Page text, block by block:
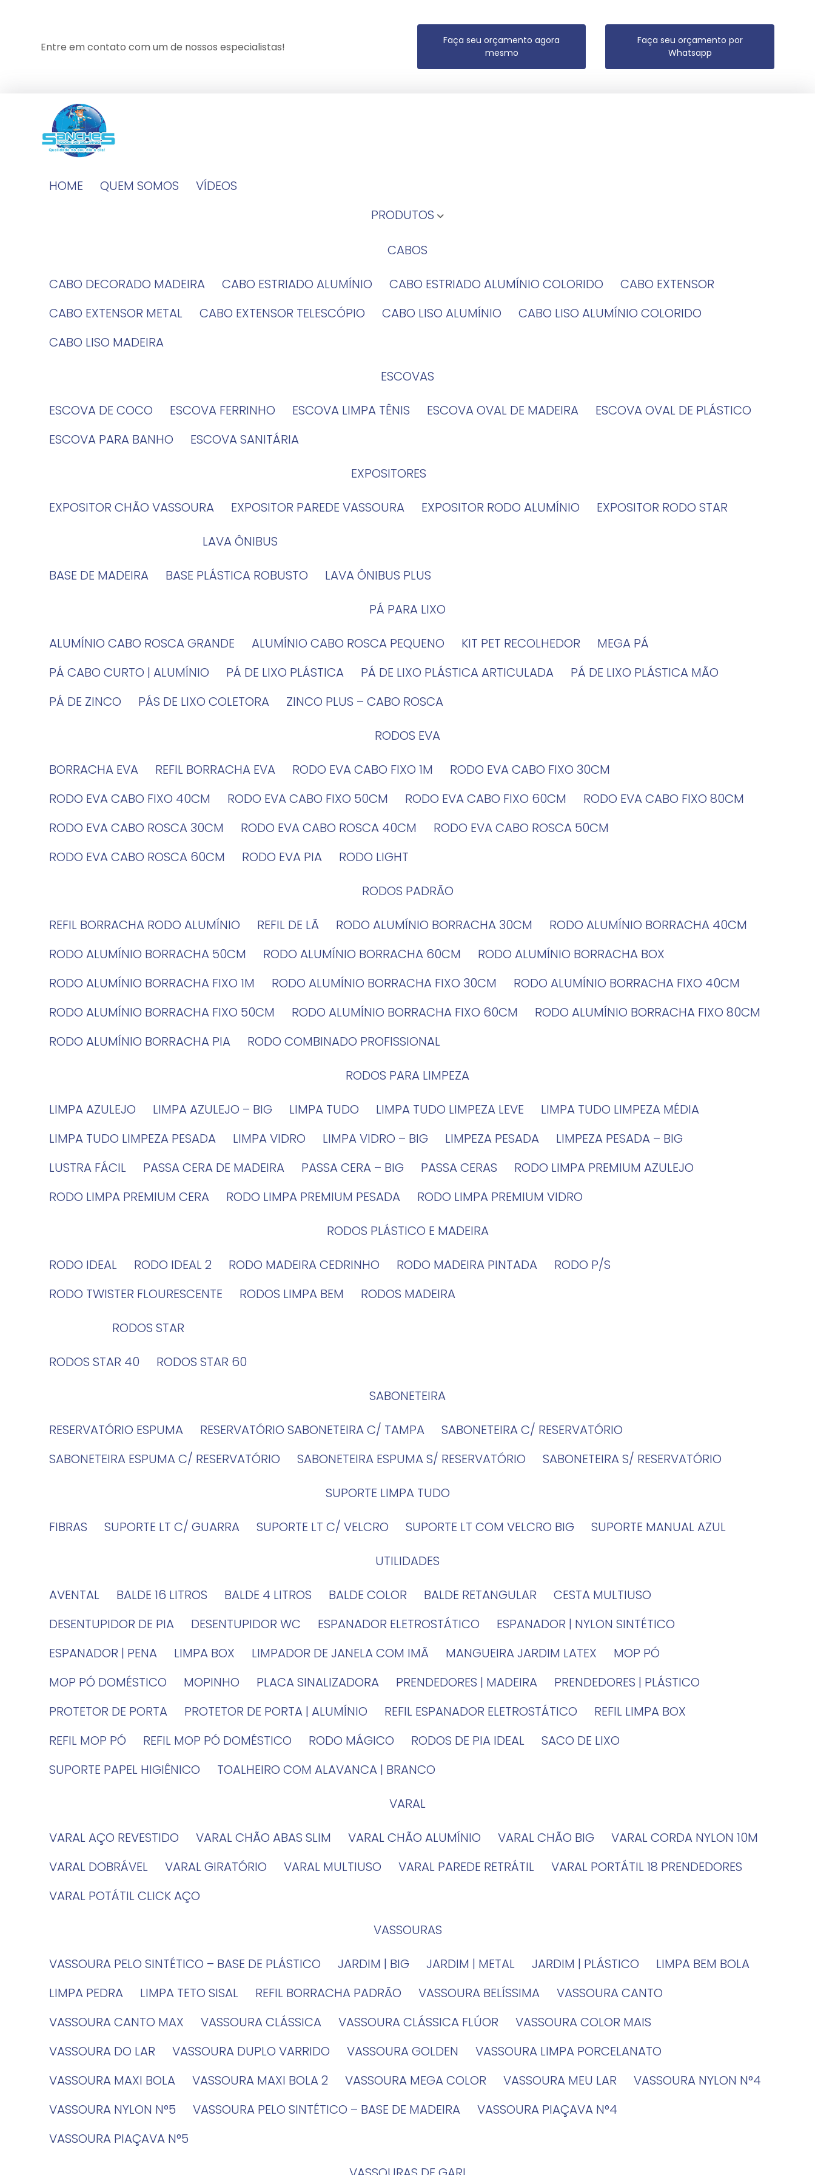
Entre em contato com um de nossos especialistas!
Faça seu orçamento agora
mesmo
Faça seu orçamento por
Whatsapp
HOME QUEM SOMOS
VÍDEOS
PRODUTOS
CABOS
CABO DECORADO MADEIRA
CABO ESTRIADO ALUMÍNIO CABO ESTRIADO ALUMÍNIO COLORIDO
CABO EXTENSOR
CABO EXTENSOR METAL
CABO EXTENSOR TELESCÓPIO CABO LISO ALUMÍNIO
CABO LISO ALUMÍNIO COLORIDO
CABO LISO MADEIRA
ESCOVAS
ESCOVA DE COCO
ESCOVA FERRINHO ESCOVA LIMPA TÊNIS ESCOVA OVAL DE MADEIRA
ESCOVA OVAL DE PLÁSTICO
ESCOVA PARA BANHO
ESCOVA SANITÁRIA
EXPOSITORES
EXPOSITOR CHÃO VASSOURA
EXPOSITOR PAREDE VASSOURA EXPOSITOR RODO ALUMÍNIO
EXPOSITOR RODO STAR
LAVA ÔNIBUS
BASE DE MADEIRA
BASE PLÁSTICA ROBUSTO
LAVA ÔNIBUS PLUS
PÁ PARA LIXO
ALUMÍNIO CABO ROSCA GRANDE
ALUMÍNIO CABO ROSCA PEQUENO KIT PET RECOLHEDOR
MEGA PÁ
PÁ CABO CURTO | ALUMÍNIO
PÁ DE LIXO PLÁSTICA PÁ DE LIXO PLÁSTICA ARTICULADA
PÁ DE LIXO PLÁSTICA MÃO
PÁ DE ZINCO
PÁS DE LIXO COLETORA
ZINCO PLUS – CABO ROSCA
RODOS EVA
BORRACHA EVA
REFIL BORRACHA EVA RODO EVA CABO FIXO 1M
RODO EVA CABO FIXO 30CM
RODO EVA CABO FIXO 40CM
RODO EVA CABO FIXO 50CM RODO EVA CABO FIXO 60CM
RODO EVA CABO FIXO 80CM
RODO EVA CABO ROSCA 30CM
RODO EVA CABO ROSCA 40CM
RODO EVA CABO ROSCA 50CM
RODO EVA CABO ROSCA 60CM
RODO EVA PIA
RODO LIGHT
RODOS PADRÃO
REFIL BORRACHA RODO ALUMÍNIO
REFIL DE LÃ RODO ALUMÍNIO BORRACHA 30CM
RODO ALUMÍNIO BORRACHA 40CM
RODO ALUMÍNIO BORRACHA 50CM
RODO ALUMÍNIO BORRACHA 60CM
RODO ALUMÍNIO BORRACHA BOX
RODO ALUMÍNIO BORRACHA FIXO 1M
RODO ALUMÍNIO BORRACHA FIXO 30CM
RODO ALUMÍNIO BORRACHA FIXO 40CM
RODO ALUMÍNIO BORRACHA FIXO 50CM
RODO ALUMÍNIO BORRACHA FIXO 60CM
RODO ALUMÍNIO BORRACHA FIXO 80CM
RODO ALUMÍNIO BORRACHA PIA
RODO COMBINADO PROFISSIONAL
RODOS PARA LIMPEZA
LIMPA AZULEJO
LIMPA AZULEJO – BIG LIMPA TUDO LIMPA TUDO LIMPEZA LEVE
LIMPA TUDO LIMPEZA MÉDIA
LIMPA TUDO LIMPEZA PESADA
LIMPA VIDRO LIMPA VIDRO – BIG LIMPEZA PESADA
LIMPEZA PESADA – BIG
LUSTRA FÁCIL
PASSA CERA DE MADEIRA PASSA CERA – BIG PASSA CERAS
RODO LIMPA PREMIUM AZULEJO
RODO LIMPA PREMIUM CERA
RODO LIMPA PREMIUM PESADA
RODO LIMPA PREMIUM VIDRO
RODOS PLÁSTICO E MADEIRA
RODO IDEAL
RODO IDEAL 2 RODO MADEIRA CEDRINHO RODO MADEIRA PINTADA
RODO P/S
RODO TWISTER FLOURESCENTE
RODOS LIMPA BEM
RODOS MADEIRA
RODOS STAR
RODOS STAR 40
RODOS STAR 60
SABONETEIRA
RESERVATÓRIO ESPUMA
RESERVATÓRIO SABONETEIRA C/ TAMPA
SABONETEIRA C/ RESERVATÓRIO
SABONETEIRA ESPUMA C/ RESERVATÓRIO
SABONETEIRA ESPUMA S/ RESERVATÓRIO
SABONETEIRA S/ RESERVATÓRIO
SUPORTE LIMPA TUDO
FIBRAS
SUPORTE LT C/ GUARRA SUPORTE LT C/ VELCRO SUPORTE LT COM VELCRO BIG
SUPORTE MANUAL AZUL
UTILIDADES
AVENTAL
BALDE 16 LITROS BALDE 4 LITROS BALDE COLOR BALDE RETANGULAR
CESTA MULTIUSO
DESENTUPIDOR DE PIA
DESENTUPIDOR WC ESPANADOR ELETROSTÁTICO
ESPANADOR | NYLON SINTÉTICO
ESPANADOR | PENA
LIMPA BOX LIMPADOR DE JANELA COM IMÃ MANGUEIRA JARDIM LATEX
MOP PÓ
MOP PÓ DOMÉSTICO
MOPINHO PLACA SINALIZADORA PRENDEDORES | MADEIRA
PRENDEDORES | PLÁSTICO
PROTETOR DE PORTA
PROTETOR DE PORTA | ALUMÍNIO REFIL ESPANADOR ELETROSTÁTICO
REFIL LIMPA BOX
REFIL MOP PÓ
REFIL MOP PÓ DOMÉSTICO RODO MÁGICO RODOS DE PIA IDEAL
SACO DE LIXO
SUPORTE PAPEL HIGIÊNICO
TOALHEIRO COM ALAVANCA | BRANCO
VARAL
VARAL AÇO REVESTIDO
VARAL CHÃO ABAS SLIM VARAL CHÃO ALUMÍNIO VARAL CHÃO BIG
VARAL CORDA NYLON 10M
VARAL DOBRÁVEL
VARAL GIRATÓRIO VARAL MULTIUSO VARAL PAREDE RETRÁTIL
VARAL PORTÁTIL 18 PRENDEDORES
VARAL POTÁTIL CLICK AÇO
VASSOURAS
VASSOURA PELO SINTÉTICO – BASE DE PLÁSTICO
JARDIM | BIG JARDIM | METAL JARDIM | PLÁSTICO
LIMPA BEM BOLA
LIMPA PEDRA
LIMPA TETO SISAL REFIL BORRACHA PADRÃO VASSOURA BELÍSSIMA
VASSOURA CANTO
VASSOURA CANTO MAX
VASSOURA CLÁSSICA VASSOURA CLÁSSICA FLÚOR
VASSOURA COLOR MAIS
VASSOURA DO LAR
VASSOURA DUPLO VARRIDO VASSOURA GOLDEN
VASSOURA LIMPA PORCELANATO
VASSOURA MAXI BOLA
VASSOURA MAXI BOLA 2 VASSOURA MEGA COLOR VASSOURA MEU LAR
VASSOURA NYLON N°4
VASSOURA NYLON N°5
VASSOURA PELO SINTÉTICO – BASE DE MADEIRA
VASSOURA PIAÇAVA N°4
VASSOURA PIAÇAVA N°5